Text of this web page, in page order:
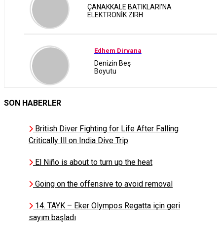
ÇANAKKALE BATIKLARI'NA
ELEKTRONİK ZIRH
Edhem Dirvana
Denizin Beş
Boyutu
Kılavuzu
Omre Artemiz
denizde solo kaldım? Denizcilik
SON HABERLER
British Diver Fighting for Life After Falling
Critically Ill on India Dive Trip
El Niño is about to turn up the heat
Going on the offensive to avoid removal
14. TAYK – Eker Olympos Regatta için geri
sayım başladı